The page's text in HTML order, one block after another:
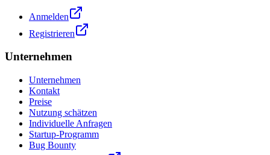
Anmelden
Registrieren
Unternehmen
Unternehmen
Kontakt
Preise
Nutzung schätzen
Individuelle Anfragen
Startup-Programm
Bug Bounty